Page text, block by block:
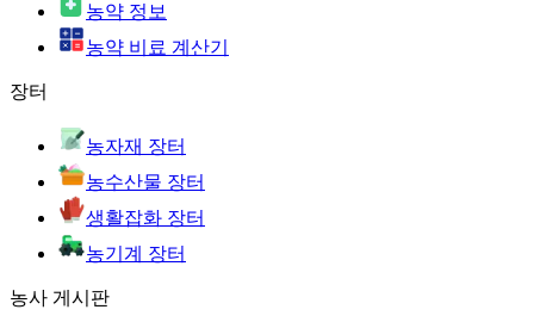
농약 정보
농약 비료 계산기
장터
농자재 장터
농수산물 장터
생활잡화 장터
농기계 장터
농사 게시판